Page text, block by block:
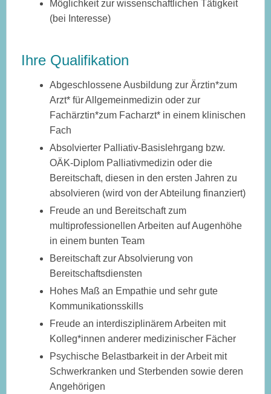
Möglichkeit zur wissenschaftlichen Tätigkeit
(bei Interesse)
Ihre Qualifikation
Abgeschlossene Ausbildung zur Ärztin*zum
Arzt* für Allgemeinmedizin oder zur
Fachärztin*zum Facharzt* in einem klinischen
Fach
Absolvierter Palliativ-Basislehrgang bzw.
OÄK-Diplom Palliativmedizin oder die
Bereitschaft, diesen in den ersten Jahren zu
absolvieren (wird von der Abteilung finanziert)
Freude an und Bereitschaft zum
multiprofessionellen Arbeiten auf Augenhöhe
in einem bunten Team
Bereitschaft zur Absolvierung von
Bereitschaftsdiensten
Hohes Maß an Empathie und sehr gute
Kommunikationsskills
Freude an interdisziplinärem Arbeiten mit
Kolleg*innen anderer medizinischer Fächer
Psychische Belastbarkeit in der Arbeit mit
Schwerkranken und Sterbenden sowie deren
Angehörigen